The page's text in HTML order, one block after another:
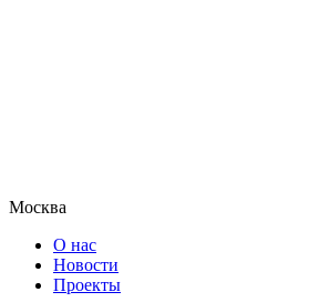
Москва
О нас
Новости
Проекты